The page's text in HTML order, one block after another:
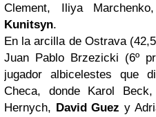
Clement, Iliya
Kunitsyn.
En la arcilla de Ostrava
Juan Pablo Brzezicki (6º
jugador albicelestes que
Checa, donde Karol
Hernych, David Guez y